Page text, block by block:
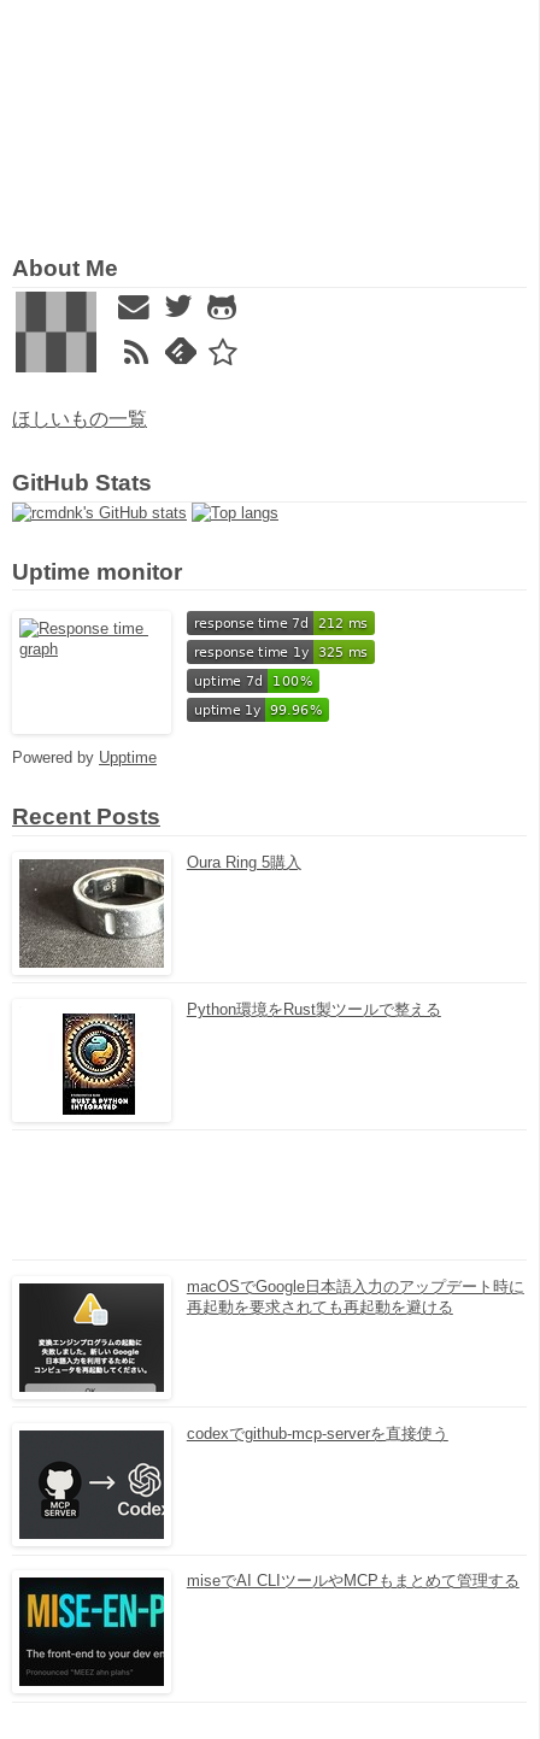
About Me
ほしいもの一覧
GitHub Stats
Uptime monitor
Powered by Upptime
Recent Posts
Oura Ring 5購入
Python環境をRust製ツールで整える
macOSでGoogle日本語入力のアップデート時に
再起動を要求されても再起動を避ける
codexでgithub-mcp-serverを直接使う
miseでAI CLIツールやMCPもまとめて管理する